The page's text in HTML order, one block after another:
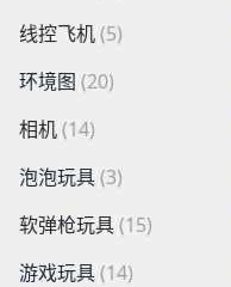
线控飞机(5)
环境图 (20)
相机(14)
泡泡玩具(3)
软弹枪玩具(15)
游戏玩具(14)